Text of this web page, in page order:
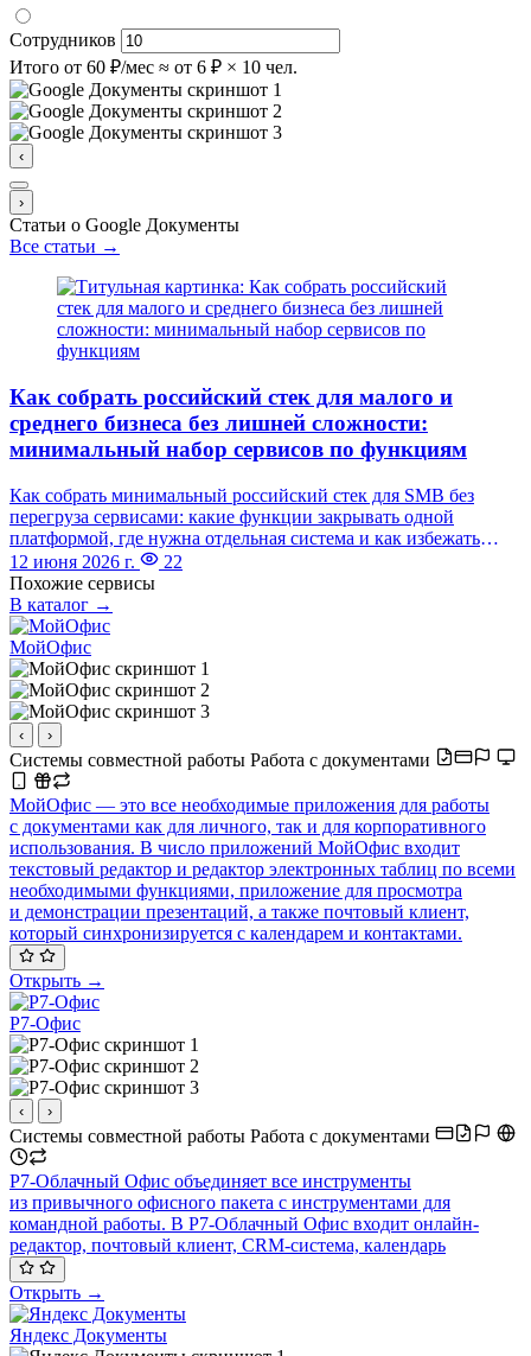
Сотрудников
Итого от 60 ₽/мес ≈ от 6 ₽ × 10 чел.
‹
›
Статьи о Google Документы
Все статьи →
Как собрать российский стек для малого и
среднего бизнеса без лишней сложности:
минимальный набор сервисов по функциям
Как собрать минимальный российский стек для SMB без
перегруза сервисами: какие функции закрывать одной
платформой, где нужна отдельная система и как избежать
дублирования, лишних подписок и сложного
администрирования.
12 июня 2026 г.
22
Похожие сервисы
В каталог →
МойОфис
‹ ›
Системы совместной работы Работа с документами
МойОфис — это все необходимые приложения для работы
с документами как для личного, так и для корпоративного
использования. В число приложений МойОфис входит
текстовый редактор и редактор электронных таблиц по всеми
необходимыми функциями, приложение для просмотра
и демонстрации презентаций, а также почтовый клиент,
который синхронизируется с календарем и контактами.
Открыть →
Р7-Офис
‹ ›
Системы совместной работы Работа с документами
Р7-Облачный Офис объединяет все инструменты
из привычного офисного пакета с инструментами для
командной работы. В Р7-Облачный Офис входит онлайн-
редактор, почтовый клиент, CRM-система, календарь
Открыть →
Яндекс Документы